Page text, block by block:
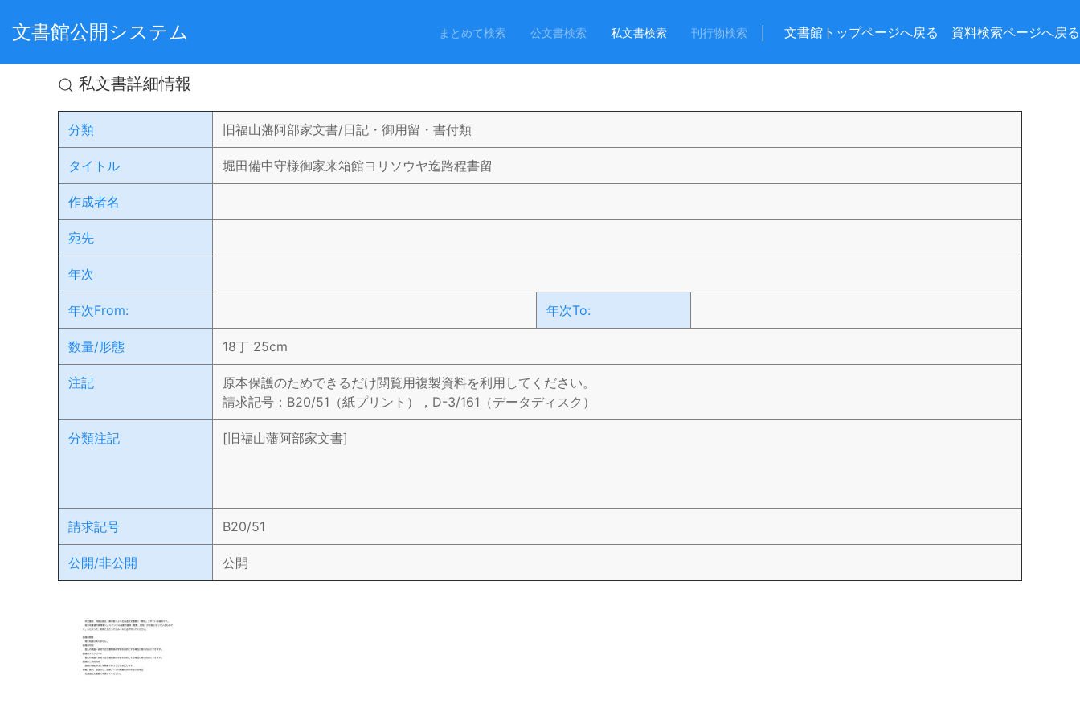
文書館公開システム まとめて検索 公文書検索 私文書検索 刊行物検索 文書館トップページへ戻る 資料検索ページへ戻る
私文書詳細情報
分類 旧福山藩阿部家文書/日記・御用留・書付類
タイトル 堀田備中守様御家来箱館ヨリソウヤ迄路程書留
作成者名
宛先
年次
年次From: 年次To:
数量/形態 18丁 25cm
注記
原本保護のためできるだけ閲覧用複製資料を利用してください。
請求記号：B20/51（紙プリント），D-3/161（データディスク）
分類注記 [旧福山藩阿部家文書]
請求記号 B20/51
公開/非公開 公開